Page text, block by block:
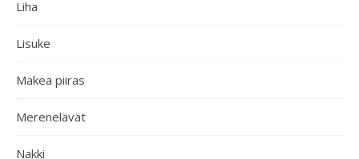
Liha
Lisuke
Makea piiras
Merenelävät
Nakki